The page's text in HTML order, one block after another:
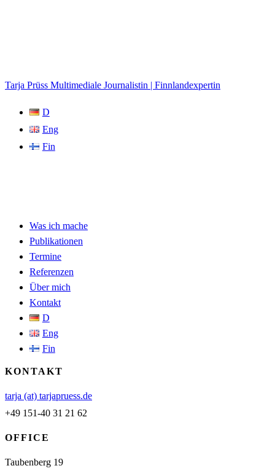
Tarja Prüss Multimediale Journalistin | Finnlandexpertin
D
Eng
Fin
Was ich mache
Publikationen
Termine
Referenzen
Über mich
Kontakt
D
Eng
Fin
KONTAKT
tarja (at) tarjapruess.de
+49 151-40 31 21 62
OFFICE
Taubenberg 19